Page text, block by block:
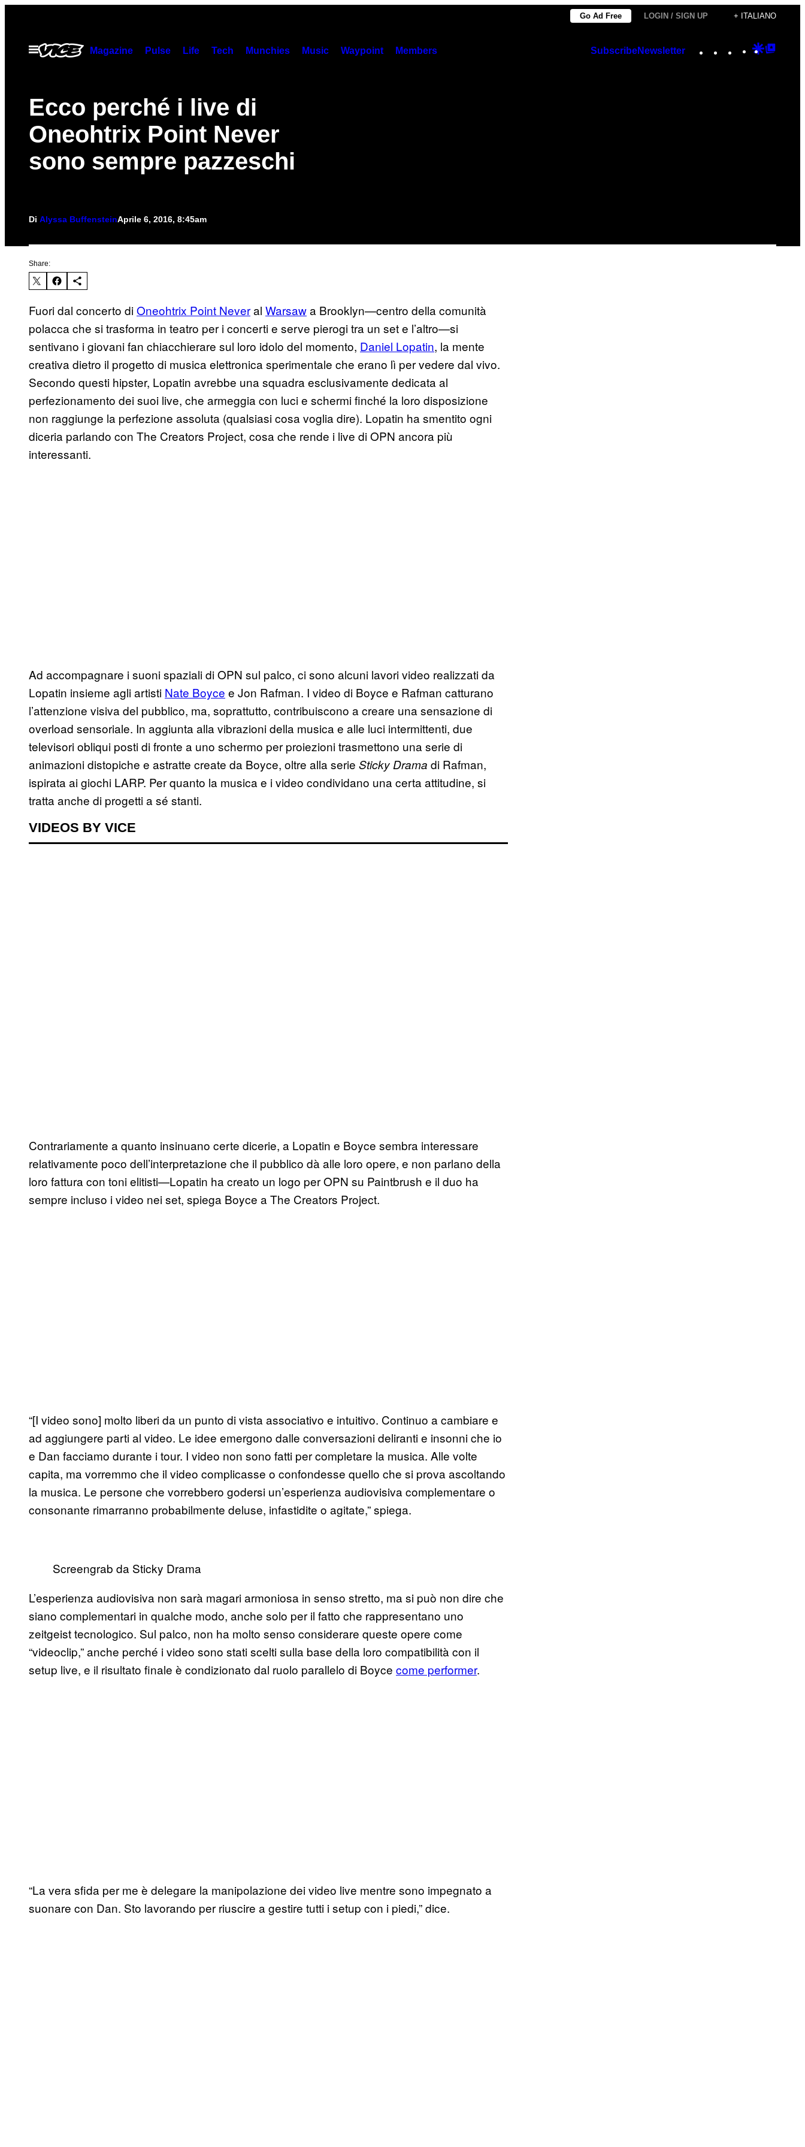
contenuto
Go Ad Free LOGIN / SIGN UP + ITALIANO
Apri
Magazine Pulse Life Tech Munchies Music Waypoint Members SubscribeNewsletter Instagram
TikTok
YouTube
Google
Ecco perché i live di
Oneohtrix Point Never
sono sempre pazzeschi
Di Alyssa BuffensteinAprile 6, 2016, 8:45am
Share:
Fuori dal concerto diOneohtrix Point Neveral Warsawa Brooklyn—centro della comunità
polacca che si trasforma in teatro per i concerti e serve pierogi tra un set e l’altro—si
sentivano i giovani fan chiacchierare sul loro idolo del momento, Daniel Lopatin, la mente
creativa dietro il progetto di musica elettronica sperimentale che erano lì per vedere dal vivo.
Secondo questi hipster, Lopatin avrebbe una squadra esclusivamente dedicata al
perfezionamento dei suoi live, che armeggia con luci e schermi finché la loro disposizione
non raggiunge la perfezione assoluta (qualsiasi cosa voglia dire). Lopatin ha smentito ogni
diceria parlando con The Creators Project, cosa che rende i live di OPN ancora più
interessanti.
Ad accompagnare i suoni spaziali di OPN sul palco, ci sono alcuni lavori video realizzati da
Lopatin insieme agli artisti Nate Boyce e Jon Rafman. I video di Boyce e Rafman catturano
l’attenzione visiva del pubblico, ma, soprattutto, contribuiscono a creare una sensazione di
overload sensoriale. In aggiunta alla vibrazioni della musica e alle luci intermittenti, due
televisori obliqui posti di fronte a uno schermo per proiezioni trasmettono una serie di
animazioni distopiche e astratte create da Boyce, oltre alla serie Sticky Drama di Rafman,
ispirata ai giochi LARP. Per quanto la musica e i video condividano una certa attitudine, si
tratta anche di progetti a sé stanti.
VIDEOS BY VICE
Contrariamente a quanto insinuano certe dicerie, a Lopatin e Boyce sembra interessare
relativamente poco dell’interpretazione che il pubblico dà alle loro opere, e non parlano della
loro fattura con toni elitisti—Lopatin ha creato un logo per OPN su Paintbrush e il duo ha
sempre incluso i video nei set, spiega Boyce a The Creators Project.
“[I video sono] molto liberi da un punto di vista associativo e intuitivo. Continuo a cambiare e
ad aggiungere parti al video. Le idee emergono dalle conversazioni deliranti e insonni che io
e Dan facciamo durante i tour. I video non sono fatti per completare la musica. Alle volte
capita, ma vorremmo che il video complicasse o confondesse quello che si prova ascoltando
la musica. Le persone che vorrebbero godersi un’esperienza audiovisiva complementare o
consonante rimarranno probabilmente deluse, infastidite o agitate,” spiega.
Screengrab da Sticky Drama
L’esperienza audiovisiva non sarà magari armoniosa in senso stretto, ma si può non dire che
siano complementari in qualche modo, anche solo per il fatto che rappresentano uno
zeitgeist tecnologico. Sul palco, non ha molto senso considerare queste opere come
“videoclip,” anche perché i video sono stati scelti sulla base della loro compatibilità con il
setup live, e il risultato finale è condizionato dal ruolo parallelo di Boyce come performer.
“La vera sfida per me è delegare la manipolazione dei video live mentre sono impegnato a
suonare con Dan. Sto lavorando per riuscire a gestire tutti i setup con i piedi,” dice.